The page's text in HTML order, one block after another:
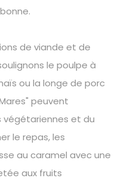
de viande et de
le poulpe à
ou la longe de porc
peuvent
et du
le repas, les
au caramel avec une
aux fruits